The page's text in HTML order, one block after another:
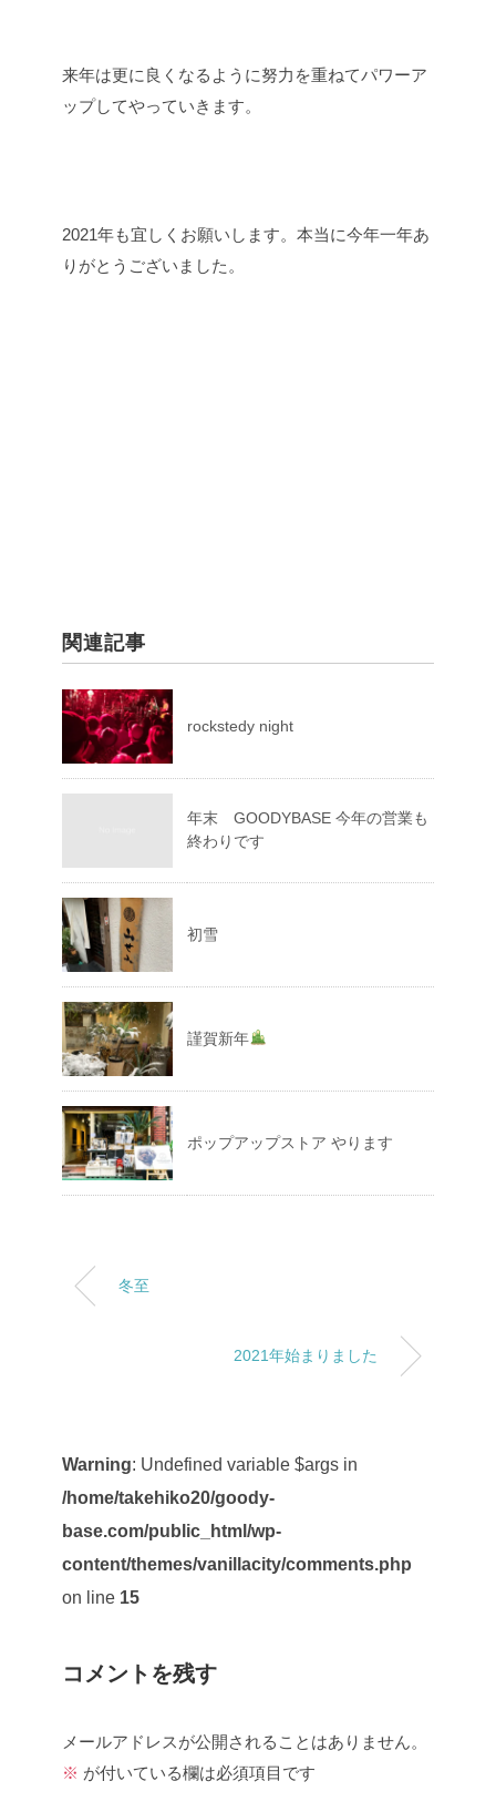
来年は更に良くなるように努力を重ねてパワーア
ップしてやっていきます。
2021年も宜しくお願いします。本当に今年一年あ
りがとうございました。
関連記事
rockstedy night
年末 GOODYBASE 今年の営業も
終わりです
初雪
謹賀新年
ポップアップストア やります
冬至
2021年始まりました
Warning: Undefined variable $args in
/home/takehiko20/goody-
base.com/public_html/wp-
content/themes/vanillacity/comments.php
on line 15
コメントを残す
メールアドレスが公開されることはありません。
※ が付いている欄は必須項目です